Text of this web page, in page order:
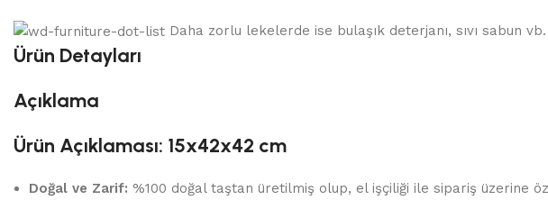
Daha zorlu lekelerde ise bulaşık deterjanı, sıvı sabun
Ürün Detayları
Açıklama
Ürün Açıklaması: 15x42x42 cm
Doğal ve Zarif: %100 doğal taştan üretilmiş olup, el işçiliği ile sipariş üzerine